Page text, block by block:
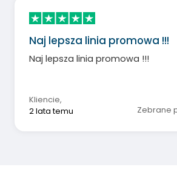
Naj lepsza linia promowa !!!
Naj lepsza linia promowa !!!
Kliencie,
2 lata temu
Zebrane